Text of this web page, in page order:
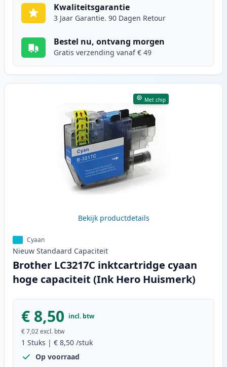
Kwaliteitsgarantie
3 Jaar Garantie. 90 Dagen Retour
Bestel nu, ontvang morgen
Gratis verzending vanaf € 49
Met chip
Bekijk productdetails
Cyaan
Nieuw Standaard Capaciteit
Brother LC3217C inktcartridge cyaan
hoge capaciteit (Ink Hero Huismerk)
€ 8,50 incl. btw
€ 7,02excl. btw
1 Stuks | € 8,50 /stuk
Op voorraad